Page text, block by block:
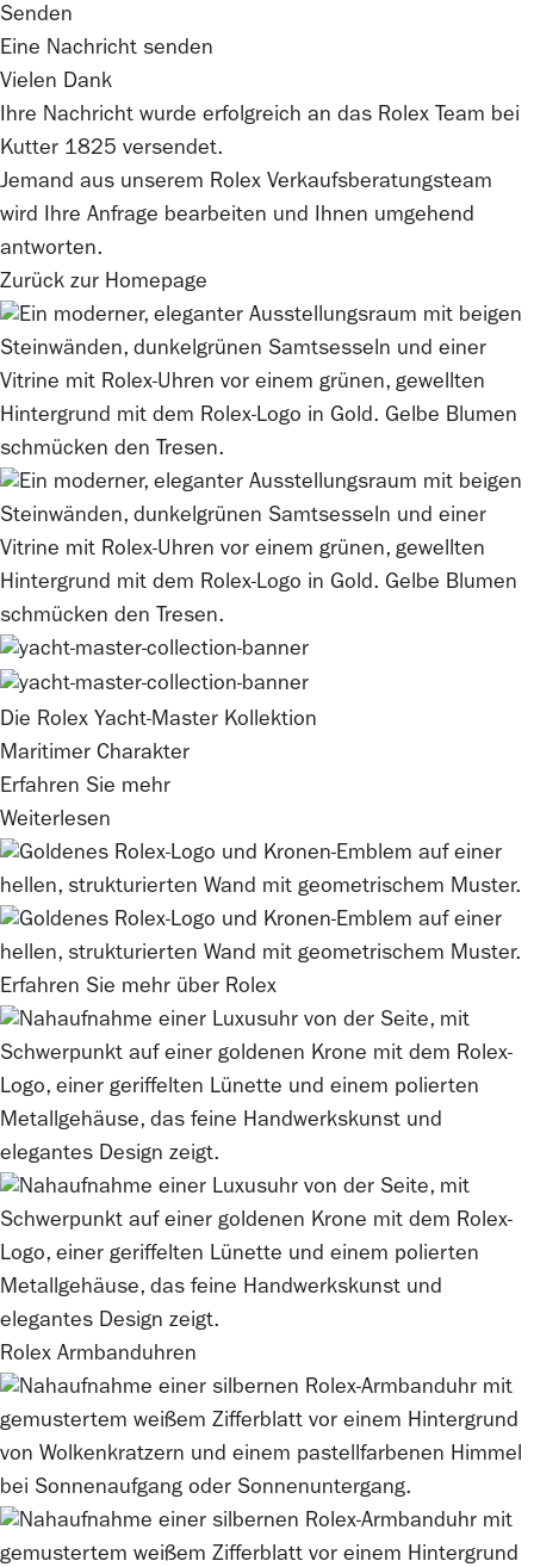
Senden
Eine Nachricht senden
Vielen Dank
Ihre Nachricht wurde erfolgreich an das Rolex Team bei
Kutter 1825 versendet.
Jemand aus unserem Rolex Verkaufsberatungsteam
wird Ihre Anfrage bearbeiten und Ihnen umgehend
antworten.
Zurück zur Homepage
Die Rolex Yacht-Master Kollektion
Maritimer Charakter
Erfahren Sie mehr
Weiterlesen
Erfahren Sie mehr über Rolex
Rolex Armbanduhren